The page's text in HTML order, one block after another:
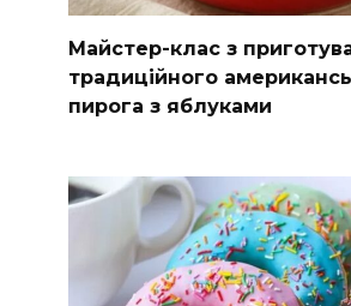
Майстер-клас з
традиційного
пирога з яблуками